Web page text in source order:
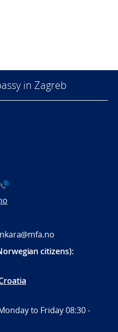
in Zagreb
citizens):
to Friday 08:30 -